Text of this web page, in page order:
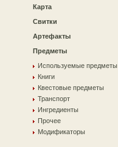
Карта
Свитки
Артефакты
Предметы
Используемые предметы
Книги
Квестовые предметы
Транспорт
Ингредиенты
Прочее
Модификаторы